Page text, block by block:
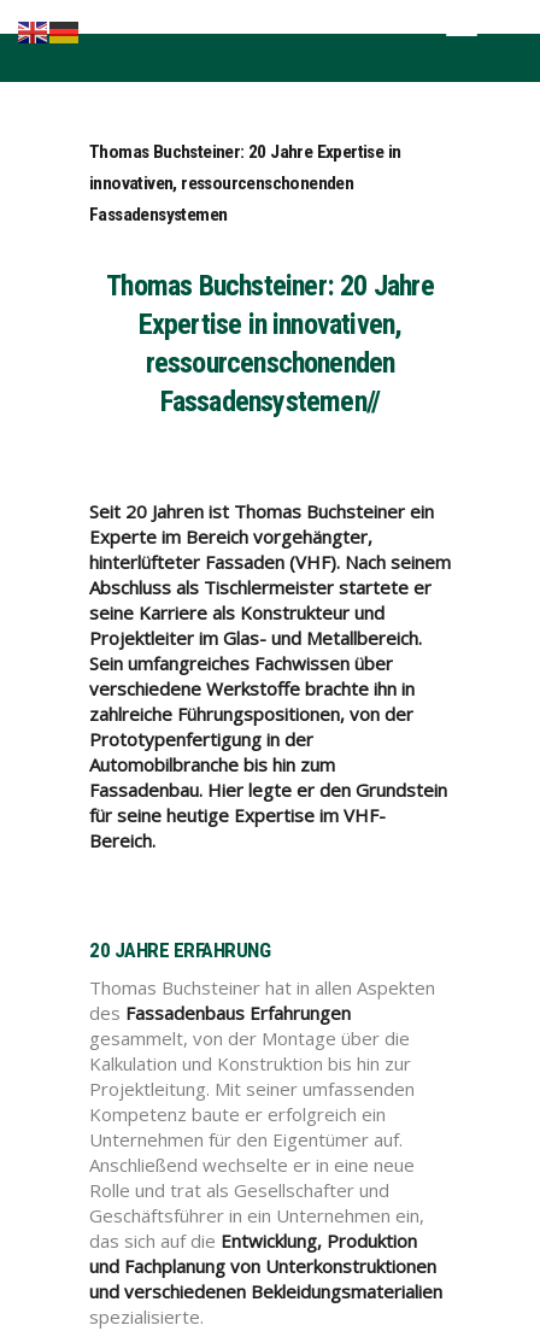
Kompetenzen
lead
Fachnews
Seminare
Sponsoring
Thomas Buchsteiner: 20 Jahre Expertise in
innovativen, ressourcenschonenden
Fassadensystemen
Thomas Buchsteiner: 20 Jahre
Expertise in innovativen,
ressourcenschonenden
Fassadensystemen//
Seit 20 Jahren ist Thomas Buchsteiner ein
Experte im Bereich vorgehängter,
hinterlüfteter Fassaden (VHF). Nach seinem
Abschluss als Tischlermeister startete er
seine Karriere als Konstrukteur und
Projektleiter im Glas- und Metallbereich.
Sein umfangreiches Fachwissen über
verschiedene Werkstoffe brachte ihn in
zahlreiche Führungspositionen, von der
Prototypenfertigung in der
Automobilbranche bis hin zum
Fassadenbau. Hier legte er den Grundstein
für seine heutige Expertise im VHF-
Bereich.
20 JAHRE ERFAHRUNG
Thomas Buchsteiner hat in allen Aspekten
des Fassadenbaus Erfahrungen
gesammelt, von der Montage über die
Kalkulation und Konstruktion bis hin zur
Projektleitung. Mit seiner umfassenden
Kompetenz baute er erfolgreich ein
Unternehmen für den Eigentümer auf.
Anschließend wechselte er in eine neue
Rolle und trat als Gesellschafter und
Geschäftsführer in ein Unternehmen ein,
das sich auf die Entwicklung, Produktion
und Fachplanung von Unterkonstruktionen
und verschiedenen Bekleidungsmaterialien
spezialisierte.